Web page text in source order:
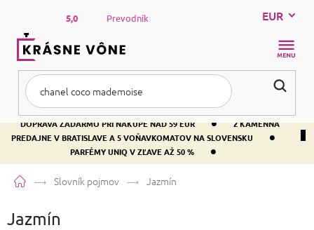
obsah
DOPRAVA ZADARMO PRI NÁKUPE NAD 59 EUR •
2 KAMENNÁ
PREDAJNE V BRATISLAVE A 5 VOŇAVKOMATOV NA SLOVENSKU
•
PARFÉMY UNIQ V ZĽAVE AŽ 50 % •
5,0 Prevodník EUR
DomovSlovník pojmov Jazmín
Jazmín